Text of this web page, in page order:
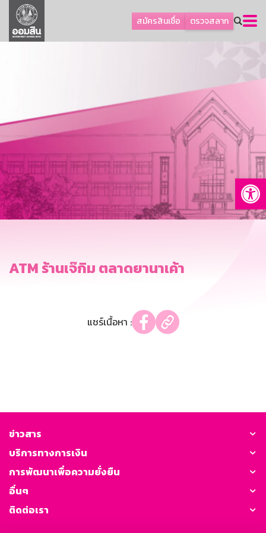
สมัครสินเชื่อ ตรวจสลาก
ลูกค้าธุรกิจ
ลูกค้าผู้ประกอบรายย่อย
การพัฒนาที่ยั่งยืน
ข่าวสาร
บริการทางการเงิน
อื่นๆ
ติดต่อเรา
บริการออนไลน์
GSB Society
ATM ร้านเจ๊กิม ตลาดยานาเค้า
แชร์เนื้อหา :
ข่าวสาร
บริการทางการเงิน
การพัฒนาเพื่อความยั่งยืน
อื่นๆ
ติดต่อเรา